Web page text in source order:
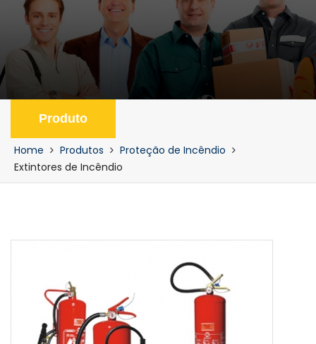
Produto
Home Produtos
Proteção de Incêndio
Extintores de Incêndio